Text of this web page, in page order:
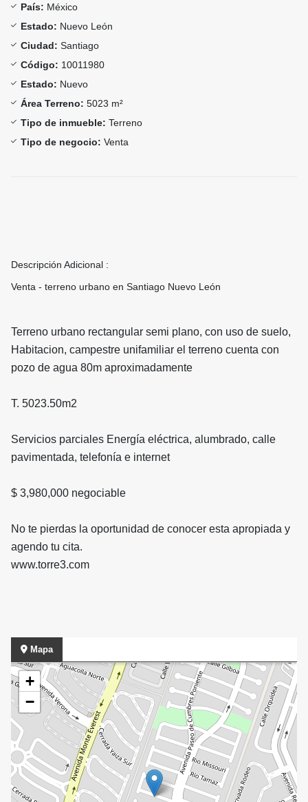
País: México
Estado: Nuevo León
Ciudad: Santiago
Código: 10011980
Estado: Nuevo
Área Terreno: 5023 m²
Tipo de inmueble: Terreno
Tipo de negocio: Venta
Descripción Adicional :
Venta - terreno urbano en Santiago Nuevo León
Terreno urbano rectangular semi plano, con uso de suelo,
Habitacion, campestre unifamiliar el terreno cuenta con
pozo de agua 80m aproximadamente
T. 5023.50m2
Servicios parciales Energía eléctrica, alumbrado, calle
pavimentada, telefonía e internet
$ 3,980,000 negociable
No te pierdas la oportunidad de conocer esta apropiada y
agendo tu cita.
www.torre3.com
Mapa
+
−